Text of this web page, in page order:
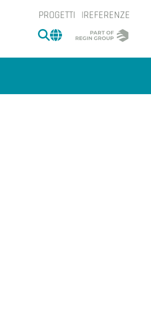
PROGETTI
REFERENZE
CERCA
CHANGE MARKET